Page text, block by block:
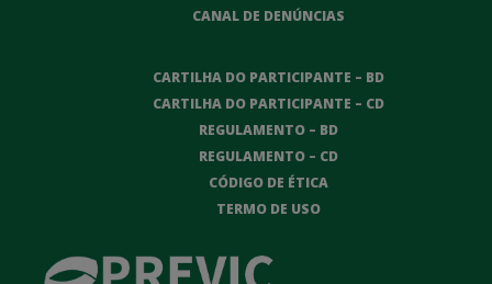
CANAL DE DENÚNCIAS
CARTILHA DO PARTICIPANTE – BD
CARTILHA DO PARTICIPANTE – CD
REGULAMENTO – BD
REGULAMENTO – CD
CÓDIGO DE ÉTICA
TERMO DE USO